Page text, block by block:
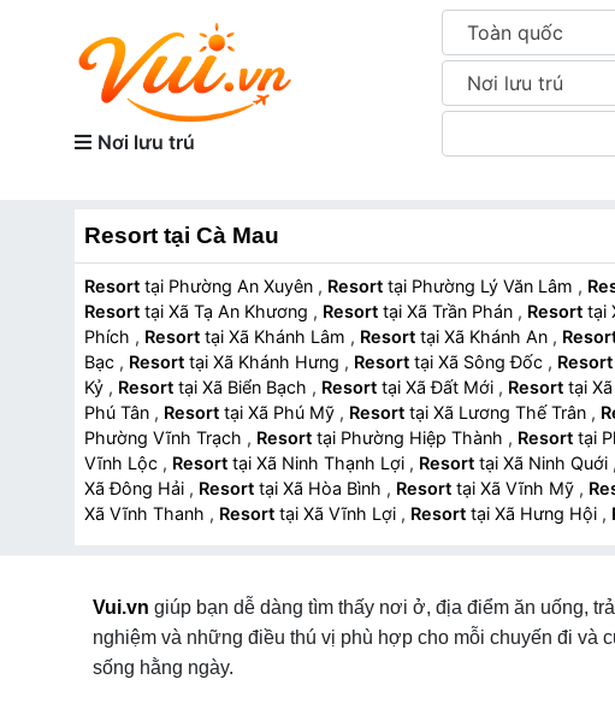
Nơi lưu trú
Toàn quốc
Nơi lưu trú
Resort tại Cà Mau
Resort tại Phường An Xuyên , Resort tại Phường Lý Văn Lâm ,
Resort
tại Xã Tạ An Khương , Resort tại Xã Trần Phán , Resort
Phích , Resort tại Xã Khánh Lâm , Resort tại Xã Khánh An ,
Bạc , Resort tại Xã Khánh Hưng , Resort tại Xã Sông Đốc , Resort
Kỷ , Resort tại Xã Biển Bạch , Resort tại Xã Đất Mới , Resort tại
Phú Tân , Resort tại Xã Phú Mỹ , Resort tại Xã Lương Thế Trân ,
Phường Vĩnh Trạch , Resort tại Phường Hiệp Thành , Resort
Vĩnh Lộc , Resort tại Xã Ninh Thạnh Lợi , Resort tại Xã Ninh Quới ,
Xã Đông Hải , Resort tại Xã Hòa Bình , Resort tại Xã Vĩnh Mỹ ,
Xã Vĩnh Thanh , Resort tại Xã Vĩnh Lợi , Resort tại Xã Hưng Hội ,
Vui.vn giúp bạn dễ dàng tìm thấy nơi ở, địa điểm ăn uống,
nghiệm và những điều thú vị phù hợp cho mỗi chuyến đi và
sống hằng ngày.